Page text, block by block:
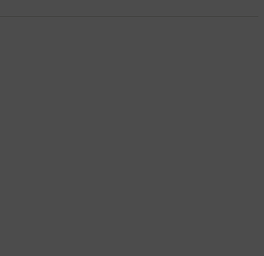
神・淡路から30年、阪神の創業120周年の